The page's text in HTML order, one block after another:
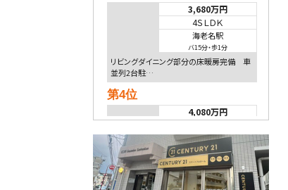
3,680万円
4ＳＬＤＫ
海老名駅
バ15分・歩1分
リビングダイニング部分の床暖房完備 車
並列2台駐…
第4位
4,080万円
淵野辺駅
歩17分
南側道路に面しており日当たり良好。 キ
ッチンから…